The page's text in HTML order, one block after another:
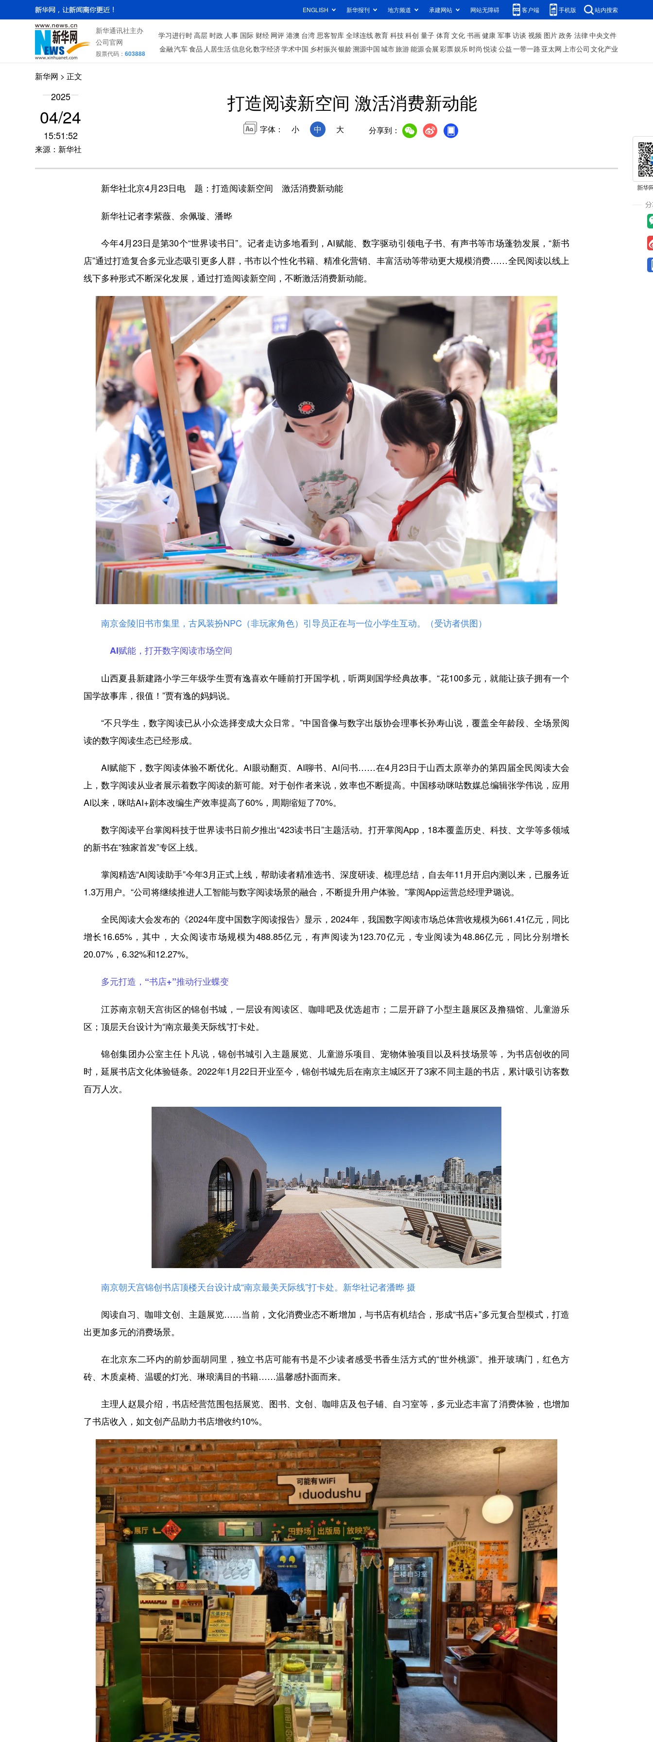
ENGLISH 新华报刊 地方频道 承建网站 网站无障碍 客户端 手机版 站内搜索
新华通讯社主办
公司官网
股票代码： 603888
学习进行时高层 时政 人事 国际 财经 网评 港澳 台湾 思客智库 全球连线教育 科技科创 量子 体育文化 书画健康 军事访谈 视频 图片政务 法律中央文件
金融汽车食品 人居生活信息化数字经济学术中国 乡村振兴银龄溯源中国城市旅游能源会展彩票娱乐时尚 悦读公益一带一路 亚太网上市公司 文化产业
新华网 > 正文
2025
04/24
15:51:52
来源：新华社
打造阅读新空间 激活消费新动能
字体： 小 中 大 分享到：
新华社北京4月23日电 题：打造阅读新空间 激活消费新动能
新华社记者李紫薇、余佩璇、潘晔
今年4月23日是第30个“世界读书日”。记者走访多地看到，AI赋能、数字驱动引领电子书、有声书等市场蓬勃发展，“新书
店”通过打造复合多元业态吸引更多人群，书市以个性化书籍、精准化营销、丰富活动等带动更大规模消费……全民阅读以线上
线下多种形式不断深化发展，通过打造阅读新空间，不断激活消费新动能。
南京金陵旧书市集里，古风装扮NPC（非玩家角色）引导员正在与一位小学生互动。（受访者供图）
AI赋能，打开数字阅读市场空间
山西夏县新建路小学三年级学生贾有逸喜欢午睡前打开国学机，听两则国学经典故事。“花100多元，就能让孩子拥有一个
国学故事库，很值！”贾有逸的妈妈说。
“不只学生，数字阅读已从小众选择变成大众日常。”中国音像与数字出版协会理事长孙寿山说，覆盖全年龄段、全场景阅
读的数字阅读生态已经形成。
AI赋能下，数字阅读体验不断优化。AI眼动翻页、AI聊书、AI问书……在4月23日于山西太原举办的第四届全民阅读大会
上，数字阅读从业者展示着数字阅读的新可能。对于创作者来说，效率也不断提高。中国移动咪咕数媒总编辑张学伟说，应用
AI以来，咪咕AI+剧本改编生产效率提高了60%，周期缩短了70%。
数字阅读平台掌阅科技于世界读书日前夕推出“423读书日”主题活动。打开掌阅App，18本覆盖历史、科技、文学等多领域
的新书在“独家首发”专区上线。
掌阅精选“AI阅读助手”今年3月正式上线，帮助读者精准选书、深度研读、梳理总结，自去年11月开启内测以来，已服务近
1.3万用户。“公司将继续推进人工智能与数字阅读场景的融合，不断提升用户体验。”掌阅App运营总经理尹璐说。
全民阅读大会发布的《2024年度中国数字阅读报告》显示，2024年，我国数字阅读市场总体营收规模为661.41亿元，同比
增长16.65%，其中，大众阅读市场规模为488.85亿元，有声阅读为123.70亿元，专业阅读为48.86亿元，同比分别增长
20.07%，6.32%和12.27%。
多元打造，“书店+”推动行业蝶变
江苏南京朝天宫街区的锦创书城，一层设有阅读区、咖啡吧及优选超市；二层开辟了小型主题展区及撸猫馆、儿童游乐
区；顶层天台设计为“南京最美天际线”打卡处。
锦创集团办公室主任卜凡说，锦创书城引入主题展览、儿童游乐项目、宠物体验项目以及科技场景等，为书店创收的同
时，延展书店文化体验链条。2022年1月22日开业至今，锦创书城先后在南京主城区开了3家不同主题的书店，累计吸引访客数
百万人次。
南京朝天宫锦创书店顶楼天台设计成“南京最美天际线”打卡处。新华社记者潘晔 摄
阅读自习、咖啡文创、主题展览……当前，文化消费业态不断增加，与书店有机结合，形成“书店+”多元复合型模式，打造
出更加多元的消费场景。
在北京东二环内的前炒面胡同里，独立书店可能有书是不少读者感受书香生活方式的“世外桃源”。推开玻璃门，红色方
砖、木质桌椅、温暖的灯光、琳琅满目的书籍……温馨感扑面而来。
主理人赵晨介绍，书店经营范围包括展览、图书、文创、咖啡店及包子铺、自习室等，多元业态丰富了消费体验，也增加
了书店收入，如文创产品助力书店增收约10%。